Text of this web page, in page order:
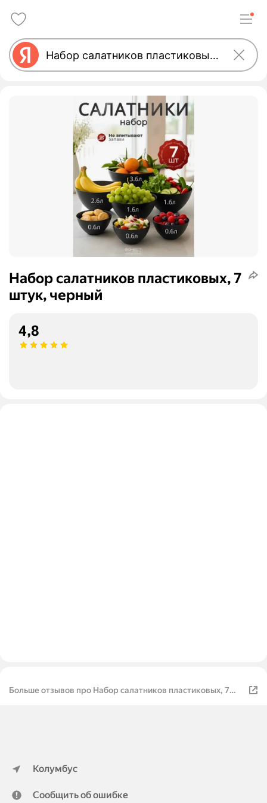
Набор салатников пластиковых, 7
штук, черный
4,8
Больше отзывов про Набор салатников пластиковых, 7
Колумбус
Сообщить об ошибке